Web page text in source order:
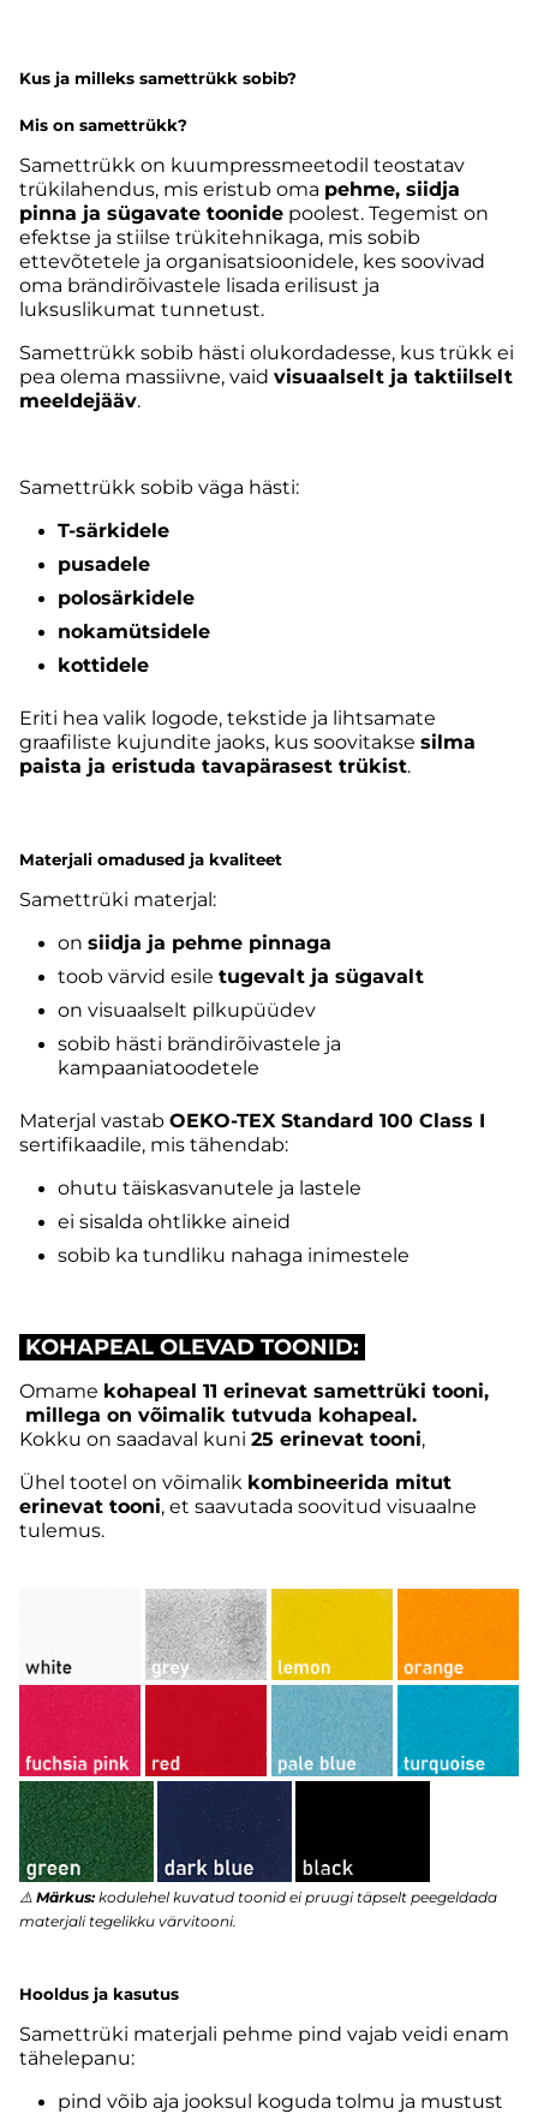
Kus ja milleks samettrükk sobib?
Mis on samettrükk?
Samettrükk on kuumpressmeetodil teostatav
trükilahendus, mis eristub oma pehme, siidja
pinna ja sügavate toonide poolest. Tegemist on
efektse ja stiilse trükitehnikaga, mis sobib
ettevõtetele ja organisatsioonidele, kes soovivad
oma brändirõivastele lisada erilisust ja
luksuslikumat tunnetust.
Samettrükk sobib hästi olukordadesse, kus trükk ei
pea olema massiivne, vaid visuaalselt ja taktiilselt
meeldejääv.
Samettrükk sobib väga hästi:
T-särkidele
pusadele
polosärkidele
nokamütsidele
kottidele
Eriti hea valik logode, tekstide ja lihtsamate
graafiliste kujundite jaoks, kus soovitakse silma
paista ja eristuda tavapärasest trükist.
Materjali omadused ja kvaliteet
Samettrüki materjal:
on siidja ja pehme pinnaga
toob värvid esile tugevalt ja sügavalt
on visuaalselt pilkupüüdev
sobib hästi brändirõivastele ja
kampaaniatoodetele
Materjal vastab OEKO-TEX Standard 100 Class I
sertifikaadile, mis tähendab:
ohutu täiskasvanutele ja lastele
ei sisalda ohtlikke aineid
sobib ka tundliku nahaga inimestele
KOHAPEAL OLEVAD TOONID:
Omame kohapeal 11 erinevat samettrüki tooni,
millega on võimalik tutvuda kohapeal.
Kokku on saadaval kuni 25 erinevat tooni,
Ühel tootel on võimalik kombineerida mitut
erinevat tooni, et saavutada soovitud visuaalne
tulemus.
⚠️ Märkus: kodulehel kuvatud toonid ei pruugi täpselt peegeldada
materjali tegelikku värvitooni.
Hooldus ja kasutus
Samettrüki materjali pehme pind vajab veidi enam
tähelepanu:
pind võib aja jooksul koguda tolmu ja mustust